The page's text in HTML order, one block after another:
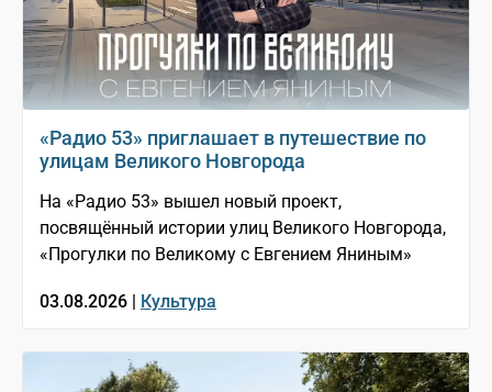
«Радио 53» приглашает в путешествие по
улицам Великого Новгорода
На «Радио 53» вышел новый проект,
посвящённый истории улиц Великого Новгорода,
«Прогулки по Великому с Евгением Яниным»
03.08.2026 | Культура